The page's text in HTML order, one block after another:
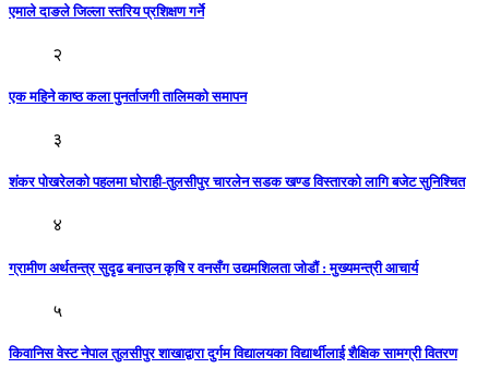
एमाले दाङले जिल्ला स्तरिय प्रशिक्षण गर्ने
२
एक महिने काष्ठ कला पुनर्ताजगी तालिमको समापन
३
शंकर पोखरेलकाे पहलमा घोराही-तुलसीपुर चारलेन सडक खण्ड विस्तारको लागि बजेट सुनिश्चित
४
ग्रामीण अर्थतन्त्र सुदृढ बनाउन कृषि र वनसँग उद्यमशिलता जोडाैं : मुख्यमन्त्री आचार्य
५
किवानिस वेस्ट नेपाल तुलसीपुर शाखाद्वारा दुर्गम विद्यालयका विद्यार्थीलाई शैक्षिक सामग्री वितरण